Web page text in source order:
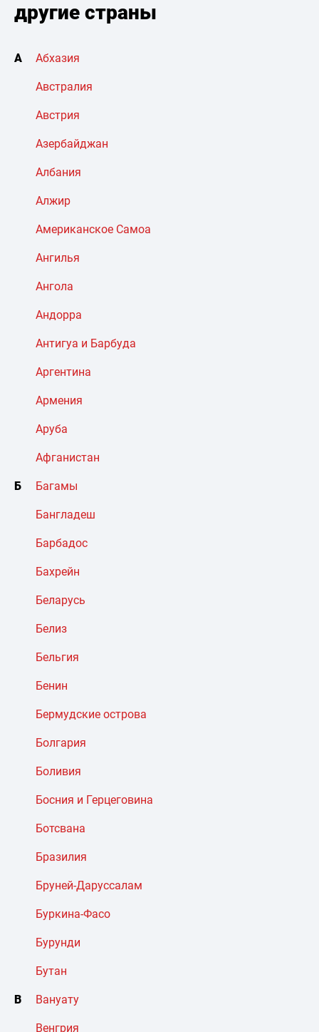
другие страны
А Абхазия
Австралия
Австрия
Азербайджан
Албания
Алжир
Американское Самоа
Ангилья
Ангола
Андорра
Антигуа и Барбуда
Аргентина
Армения
Аруба
Афганистан
Б Багамы
Бангладеш
Барбадос
Бахрейн
Беларусь
Белиз
Бельгия
Бенин
Бермудские острова
Болгария
Боливия
Босния и Герцеговина
Ботсвана
Бразилия
Бруней-Даруссалам
Буркина-Фасо
Бурунди
Бутан
В Вануату
Венгрия